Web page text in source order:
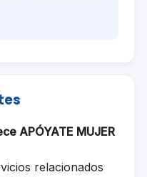
APÓYATE MUJER
relacionados